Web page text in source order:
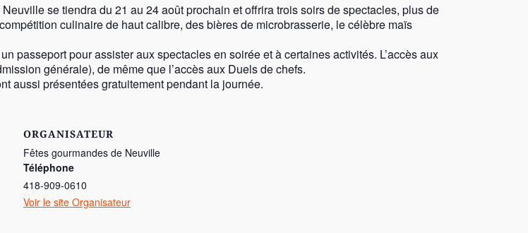
se tiendra du 21 au 24 août prochain et offrira trois soirs de spectacles, plus de
culinaire de haut calibre, des bières de microbrasserie, le célèbre maïs
passeport pour assister aux spectacles en soirée et à certaines activités. L’accès aux
générale), de même que l’accès aux Duels de chefs.
aussi présentées gratuitement pendant la journée.
ORGANISATEUR
Fêtes gourmandes de Neuville
Téléphone
418-909-0610
Voir le site Organisateur